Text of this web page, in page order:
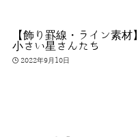
【飾り罫線・ライン素材】
小さい星さんたち
2022年9月10日